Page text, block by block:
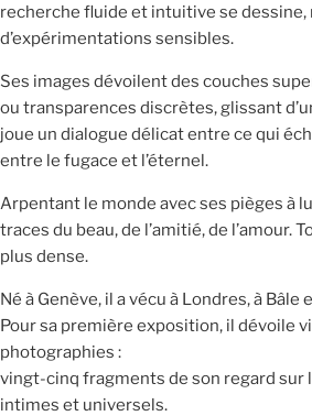
recherche fluide et intuitive se dessine,
d’expérimentations sensibles.
Ses images dévoilent des couches
ou transparences discrètes, glissant
joue un dialogue délicat entre ce qui
entre le fugace et l’éternel.
Arpentant le monde avec ses pièges à
traces du beau, de l’amitié, de l’amour.
plus dense.
Né à Genève, il a vécu à Londres, à Bâle
Pour sa première exposition, il dévoile
photographies :
vingt-cinq fragments de son regard sur
intimes et universels.